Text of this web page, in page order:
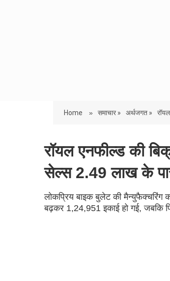
Home » समाचार » अर्थजगत »
रॉयल एनफील्ड की
सेल्स 2.49 लाख के
लोकप्रिय बाइक बुलेट की मैन्युफैक्चरिंग
बढ़कर 1,24,951 इकाई हो गई, जबकि